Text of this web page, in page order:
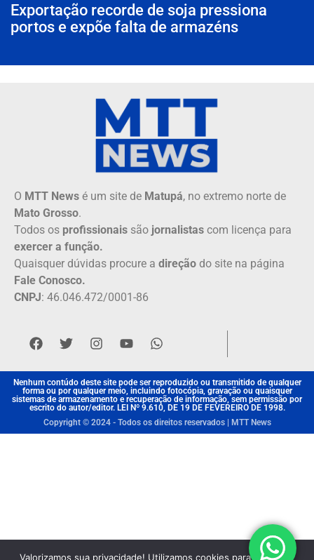
Exportação recorde de soja pressiona
portos e expõe falta de armazéns
O MTT News é um site de Matupá, no extremo norte de
Mato Grosso.
Todos os profissionais são jornalistas com licença para
exercer a função.
Quaisquer dúvidas procure a direção do site na página
Fale Conosco.
CNPJ: 46.046.472/0001-86
Nenhum contúdo deste site pode ser reproduzido ou transmitido de qualquer
forma ou por qualquer meio, incluindo fotocópia, gravação ou quaisquer
sistemas de armazenamento e recuperação de informação, sem permissão por
escrito do autor/editor. LEI Nº 9.610, DE 19 DE FEVEREIRO DE 1998.
Copyright © 2024 - Todos os direitos reservados | MTT News
Valorizamos sua privacidade! Utilizamos cookies para aprimorar